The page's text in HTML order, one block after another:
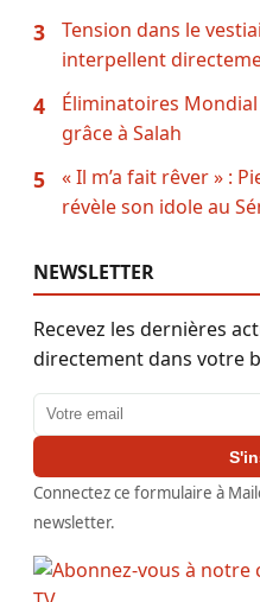
3
Tension dans le
interpellent
4
Éliminatoires Mondial
grâce à Salah
5
« Il m’a fait rêver » :
révèle son idole au
NEWSLETTER
Recevez les dernières
directement dans votre
Adresse email
Connectez ce formulaire à
newsletter.